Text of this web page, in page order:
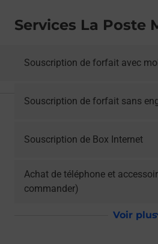
Services La Poste
Souscription de forfait avec
Souscription de forfait sans
Souscription de Box Internet
Achat de téléphone et
commander)
Voir plus